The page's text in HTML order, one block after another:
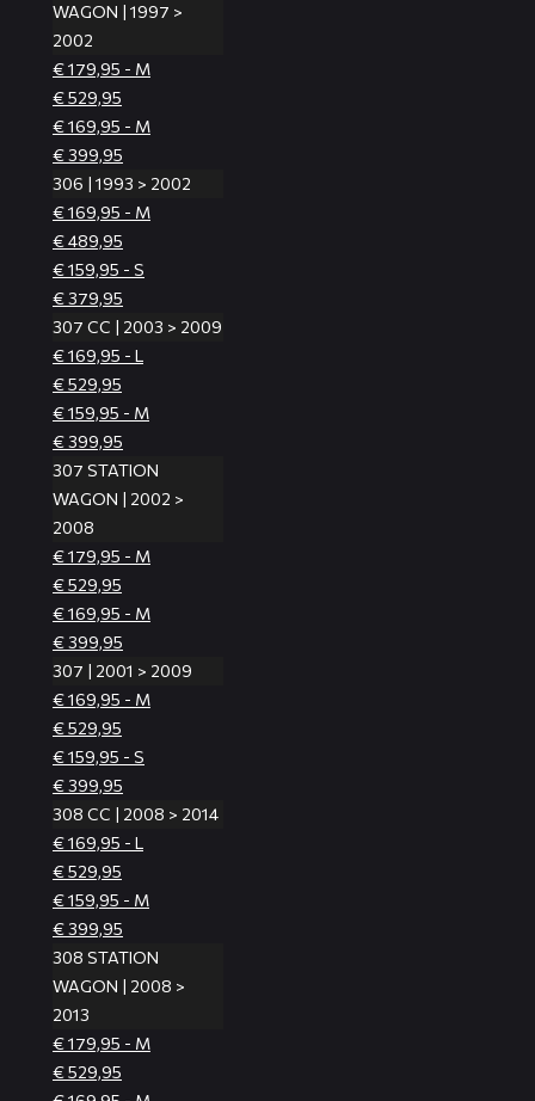
WAGON | 1997 >
2002
€ 179,95 - M
€ 529,95
€ 169,95 - M
€ 399,95
306 | 1993 > 2002
€ 169,95 - M
€ 489,95
€ 159,95 - S
€ 379,95
307 CC | 2003 > 2009
€ 169,95 - L
€ 529,95
€ 159,95 - M
€ 399,95
307 STATION
WAGON | 2002 >
2008
€ 179,95 - M
€ 529,95
€ 169,95 - M
€ 399,95
307 | 2001 > 2009
€ 169,95 - M
€ 529,95
€ 159,95 - S
€ 399,95
308 CC | 2008 > 2014
€ 169,95 - L
€ 529,95
€ 159,95 - M
€ 399,95
308 STATION
WAGON | 2008 >
2013
€ 179,95 - M
€ 529,95